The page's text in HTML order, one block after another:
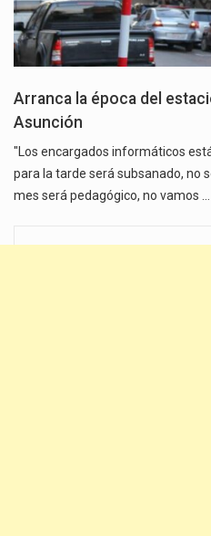
Arranca la época del
Asunción
"Los encargados informáticos
para la tarde será subsanado, no
mes será pedagógico, no vamos …